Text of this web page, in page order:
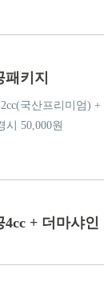
키지
국산프리미엄)
시 50,000원
+ 더마샤